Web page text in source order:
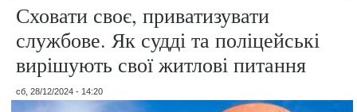
Сховати своє, приватизувати
службове. Як судді та поліцейські
вирішують свої житлові питання
сб, 28/12/2024 - 14:20